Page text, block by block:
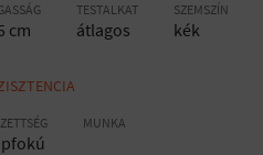
cm
TESTALKAT
átlagos
SZEMSZÍN
kék
MUNKA